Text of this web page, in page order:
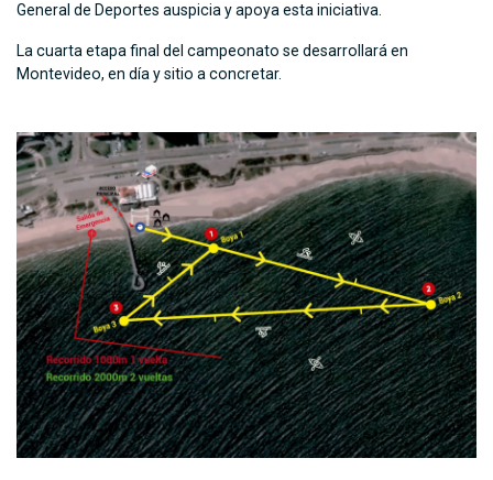
General de Deportes auspicia y apoya esta iniciativa.
La cuarta etapa final del campeonato se desarrollará en
Montevideo, en día y sitio a concretar.